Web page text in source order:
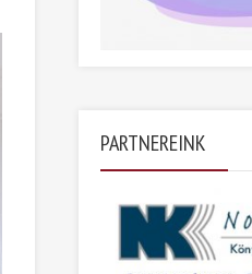
PARTNEREINK